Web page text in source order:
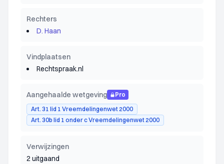
Rechters
D. Haan
Vindplaatsen
Rechtspraak.nl
Aangehaalde wetgeving
Pro
Art. 31 lid 1 Vreemdelingenwet 2000
Art. 30b lid 1 onder c Vreemdelingenwet 2000
Verwijzingen
2 uitgaand